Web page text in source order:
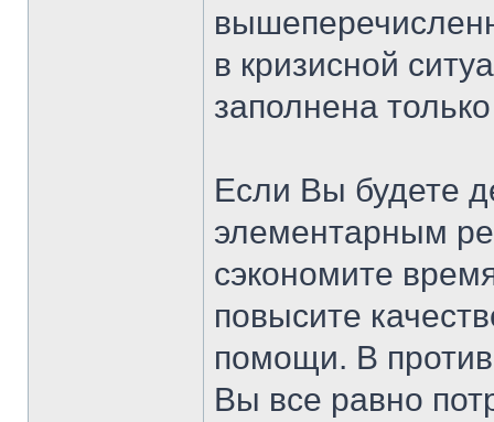
в кризисной
заполнена
Если Вы будете
элементарным
сэкономите
повысите
помощи. В
Вы все равно